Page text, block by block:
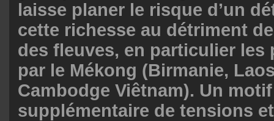
laisse planer le risque d’un
cette richesse au détriment
des fleuves, en particulier les
par le Mékong (Birmanie,
Cambodge Viêtnam). Un motif
supplémentaire de tensions